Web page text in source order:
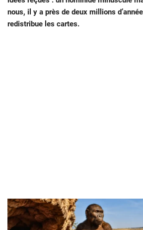
nous, il y a près de deux millions
redistribue les cartes.